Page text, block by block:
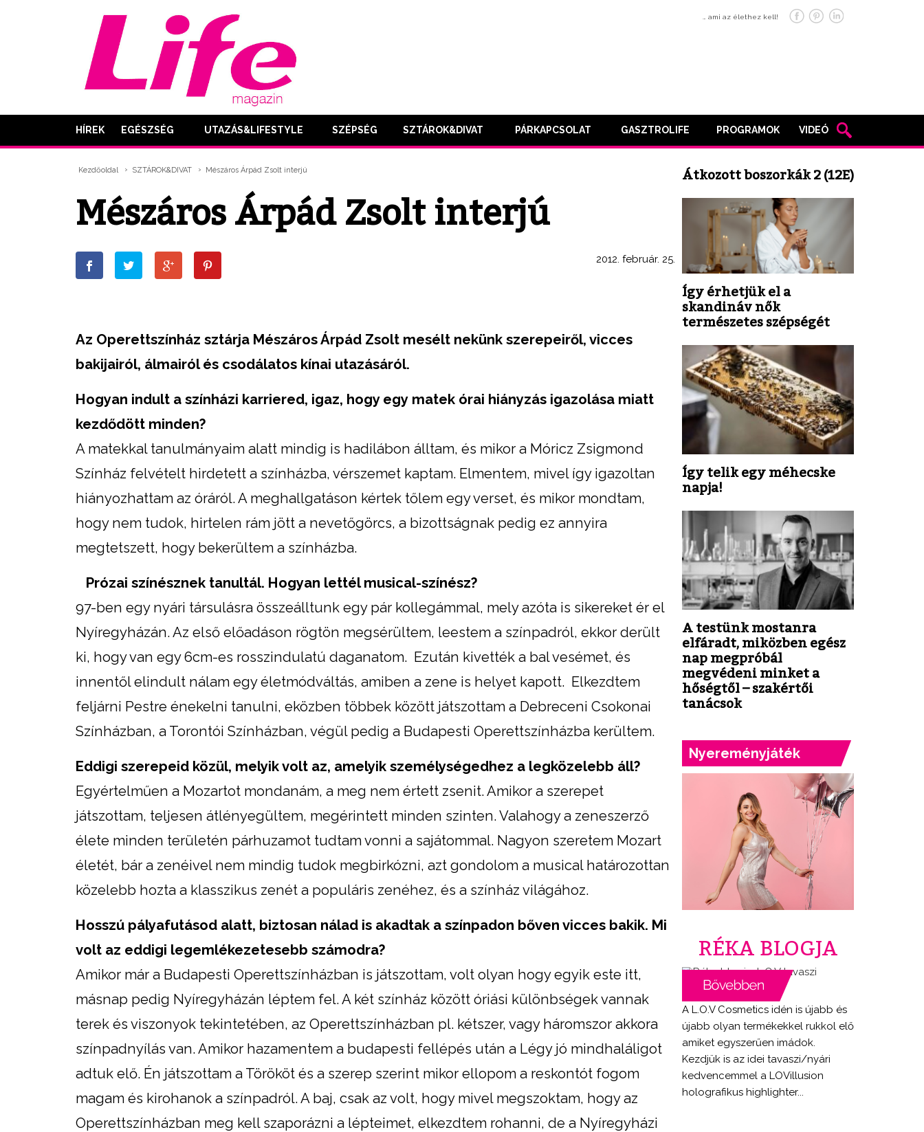
… ami az élethez kell!
HÍREK EGÉSZSÉG UTAZÁS&LIFESTYLE SZÉPSÉG SZTÁROK&DIVAT PÁRKAPCSOLAT GASZTROLIFE PROGRAMOK VIDEÓ
Kezdőoldal SZTÁROK&DIVAT Mészáros Árpád Zsolt interjú
Mészáros Árpád Zsolt interjú
2012. február. 25.
Az Operettszínház sztárja Mészáros Árpád Zsolt mesélt nekünk szerepeiről, vicces
bakijairól, álmairól és csodálatos kínai utazásáról.
Hogyan indult a színházi karriered, igaz, hogy egy matek órai hiányzás igazolása miatt
kezdődött minden?
A matekkal tanulmányaim alatt mindig is hadilábon álltam, és mikor a Móricz Zsigmond
Színház felvételt hirdetett a színházba, vérszemet kaptam. Elmentem, mivel így igazoltan
hiányozhattam az óráról. A meghallgatáson kértek tőlem egy verset, és mikor mondtam,
hogy nem tudok, hirtelen rám jött a nevetőgörcs, a bizottságnak pedig ez annyira
megtetszett, hogy bekerültem a színházba.
Prózai színésznek tanultál. Hogyan lettél musical-színész?
97-ben egy nyári társulásra összeálltunk egy pár kollegámmal, mely azóta is sikereket ér el
Nyíregyházán. Az első előadáson rögtön megsérültem, leestem a színpadról, ekkor derült
ki, hogy van egy 6cm-es rosszindulatú daganatom. Ezután kivették a bal vesémet, és
innentől elindult nálam egy életmódváltás, amiben a zene is helyet kapott. Elkezdtem
feljárni Pestre énekelni tanulni, eközben többek között játszottam a Debreceni Csokonai
Színházban, a Torontói Színházban, végül pedig a Budapesti Operettszínházba kerültem.
Eddigi szerepeid közül, melyik volt az, amelyik személységedhez a legközelebb áll?
Egyértelműen a Mozartot mondanám, a meg nem értett zsenit. Amikor a szerepet
játszottam, teljesen átlényegültem, megérintett minden szinten. Valahogy a zeneszerző
élete minden területén párhuzamot tudtam vonni a sajátommal. Nagyon szeretem Mozart
életét, bár a zenéivel nem mindig tudok megbirkózni, azt gondolom a musical határozottan
közelebb hozta a klasszikus zenét a populáris zenéhez, és a színház világához.
Hosszú pályafutásod alatt, biztosan nálad is akadtak a színpadon bőven vicces bakik. Mi
volt az eddigi legemlékezetesebb számodra?
Amikor már a Budapesti Operettszínházban is játszottam, volt olyan hogy egyik este itt,
másnap pedig Nyíregyházán léptem fel. A két színház között óriási különbségek vannak
terek és viszonyok tekintetében, az Operettszínházban pl. kétszer, vagy háromszor akkora
színpadnyílás van. Amikor hazamentem a budapesti fellépés után a Légy jó mindhaláligot
adtuk elő. Én játszottam a Törököt és a szerep szerint mikor ellopom a reskontót fogom
magam és kirohanok a színpadról. A baj, csak az volt, hogy mivel megszoktam, hogy az
Operettszínházban meg kell szaporázni a lépteimet, elkezdtem rohanni, de a Nyíregyházi
Átkozott boszorkák 2 (12E)
Így érhetjük el a
skandináv nők
természetes szépségét
Így telik egy méhecske
napja!
A testünk mostanra
elfáradt, miközben egész
nap megpróbál
megvédeni minket a
hőségtől – szakértői
tanácsok
Nyereményjáték
RÉKA BLOGJA
A L.O.V Cosmetics idén is újabb és
újabb olyan termékekkel rukkol elő
amiket egyszerűen imádok.
Kezdjük is az idei tavaszi/nyári
kedvencemmel a LOVillusion
holografikus highlighter...